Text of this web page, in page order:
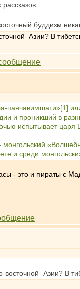
буддизм
Азии? В
панчавимшати»[1]
и проникший в
испытывает царя
и среди
- это и пираты с
Азии? В